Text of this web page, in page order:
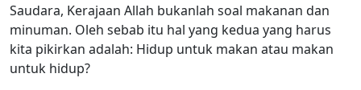
Saudara, Kerajaan Allah bukanlah soal makanan dan
minuman. Oleh sebab itu hal yang kedua yang harus
kita pikirkan adalah: Hidup untuk makan atau makan
untuk hidup?